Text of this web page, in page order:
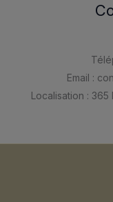
Email :
Localisation :